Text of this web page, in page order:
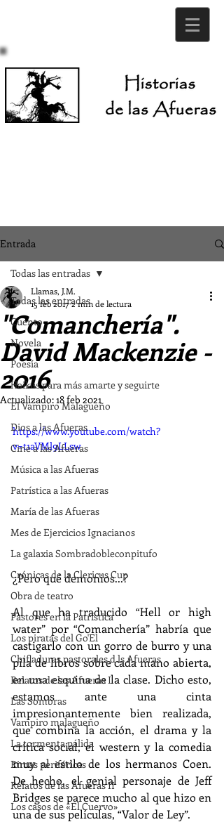
Entrada
Todas las entradas
Cuento
Novela
Poesía
Haikus para más amarte y seguirte
El Vampiro Malagueño
Dios a las Afueras
Cine a las Afueras
Música a las Afueras
Patrística a las Afueras
María de las Afueras
Mes de Ejercicios Ignacianos
La galaxia Sombradobleconpitufo
Crónicas de la Clericus Cup
Obra de teatro
Pastores en la Patrística
Los piratas del Go'El
Chifladuras pastorales d ls Afueras
Relatos de las Afueras I
Las Sombras
Vampiro malagueño
La tormenta pálida
Rimas periféricas
Relatos de las Afueras II
Los casos de «El Cuervo»
Todas las entradas
"Comanchería".
David Mackenzie -
2016
Llamas, J.M.
15 feb 20172 min de lectura
Actualizado:18 feb 2021
https://www.youtube.com/watch?
v=t1aVMl9LLsw
¿Pero qué demonios...?
Al que ha traducido “Hell or high
water” por “Comanchería” habría que
castigarlo con un gorro de burro y una
pila de libros sobre cada mano abierta,
en una esquina de la clase. Dicho esto,
estamos ante una cinta
impresionantemente bien realizada,
que combina la acción, el drama y la
crítica social, el western y la comedia
muy al estilo de los hermanos Coen.
De hecho, el genial personaje de Jeff
Bridges se parece mucho al que hizo en
una de sus películas, “Valor de Ley”.